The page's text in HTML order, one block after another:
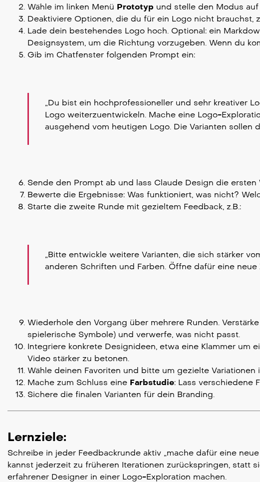
Wähle im linken Menü Prototyp und stelle den Modus auf
Deaktiviere Optionen, die du für ein Logo nicht brauchst,
Lade dein bestehendes Logo hoch. Optional: ein
Designsystem, um die Richtung vorzugeben. Wenn du
Gib im Chatfenster folgenden Prompt ein:
„Du bist ein hochprofessioneller und sehr kreativer
Logo weiterzuentwickeln. Mache eine Logo-
ausgehend vom heutigen Logo. Die Varianten sollen
Sende den Prompt ab und lass Claude Design die ersten
Bewerte die Ergebnisse: Was funktioniert, was nicht?
Starte die zweite Runde mit gezieltem Feedback, z.B.:
„Bitte entwickle weitere Varianten, die sich stärker
anderen Schriften und Farben. Öffne dafür eine
Wiederhole den Vorgang über mehrere Runden.
spielerische Symbole) und verwerfe, was nicht passt.
Integriere konkrete Designideen, etwa eine Klammer um
Video stärker zu betonen.
Wähle deinen Favoriten und bitte um gezielte Variationen
Mache zum Schluss eine Farbstudie: Lass verschiedene
Sichere die finalen Varianten für dein Branding.
Lernziele:
Schreibe in jeder Feedbackrunde aktiv „mache dafür eine
kannst jederzeit zu früheren Iterationen zurückspringen, statt
erfahrener Designer in einer Logo-Exploration machen.